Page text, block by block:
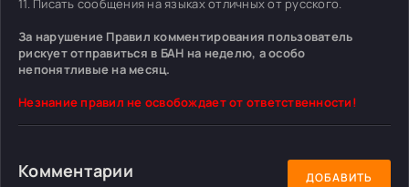
11. Писать сообщения на языках отличных от русского.
За нарушение Правил комментирования пользователь
рискует отправиться в БАН на неделю, а особо
непонятливые на месяц.
Незнание правил не освобождает от ответственности!
Комментарии ДОБАВИТЬ